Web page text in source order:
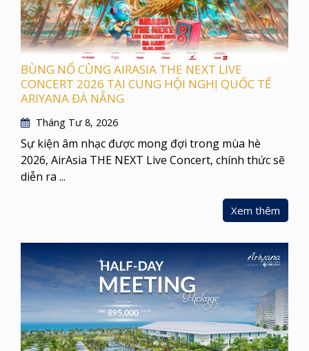
BÙNG NỔ CÙNG AIRASIA THE NEXT LIVE
CONCERT 2026 TẠI CUNG HỘI NGHỊ QUỐC TẾ
ARIYANA ĐÀ NẴNG
Tháng Tư 8, 2026
Sự kiện âm nhạc được mong đợi trong mùa hè
2026, AirAsia THE NEXT Live Concert, chính thức sẽ
diễn ra ...
Xem thêm